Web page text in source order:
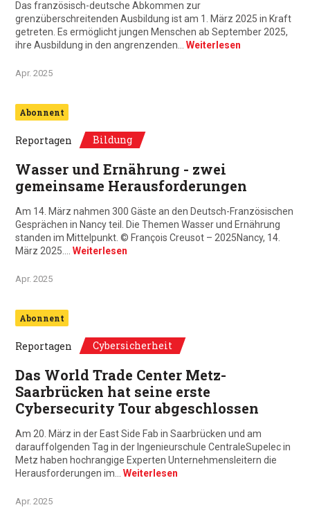
Das französisch-deutsche Abkommen zur
grenzüberschreitenden Ausbildung ist am 1. März 2025 in Kraft
getreten. Es ermöglicht jungen Menschen ab September 2025,
ihre Ausbildung in den angrenzenden… Weiterlesen
Apr. 2025
Abonnent
Reportagen Bildung
Wasser und Ernährung - zwei
gemeinsame Herausforderungen
Am 14. März nahmen 300 Gäste an den Deutsch-Französischen
Gesprächen in Nancy teil. Die Themen Wasser und Ernährung
standen im Mittelpunkt. © François Creusot – 2025Nancy, 14.
März 2025.… Weiterlesen
Apr. 2025
Abonnent
Reportagen Cybersicherheit
Das World Trade Center Metz-
Saarbrücken hat seine erste
Cybersecurity Tour abgeschlossen
Am 20. März in der East Side Fab in Saarbrücken und am
darauffolgenden Tag in der Ingenieurschule CentraleSupelec in
Metz haben hochrangige Experten Unternehmensleitern die
Herausforderungen im… Weiterlesen
Apr. 2025